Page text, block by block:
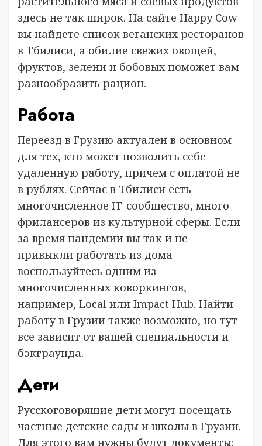
здесь не так широк. На сайте Happy Cow
вы найдете список веганских ресторанов
в Тбилиси, а обилие свежих овощей,
фруктов, зелени и бобовых поможет вам
разнообразить рацион.
Работа
Переезд в Грузию актуален в основном
для тех, кто может позволить себе
удаленную работу, причем с оплатой не
в рублях. Сейчас в Тбилиси есть
многочисленное IT-сообщество, много
фрилансеров из культурной сферы. Если
за время пандемии вы так и не
привыкли работать из дома –
воспользуйтесь одним из
многочисленных коворкингов,
например, Local или Impact Hub. Найти
работу в Грузии также возможно, но тут
все зависит от вашей специальности и
бэкграунда.
Дети
Русскоговорящие дети могут посещать
частные детские сады и школы в Грузии.
Для этого вам нужны будут документы: